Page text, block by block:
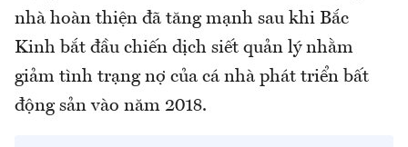
nhà hoàn thiện đã tăng mạnh sau khi Bắc
Kinh bắt đầu chiến dịch siết quản lý nhằm
giảm tình trạng nợ của cá nhà phát triển bất
động sản vào năm 2018.